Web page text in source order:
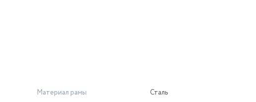
при езде.
вилку из стали.
Материал рамы
Сталь